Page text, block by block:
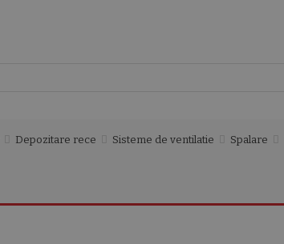
Depozitare rece Sisteme de ventilatie Spalare